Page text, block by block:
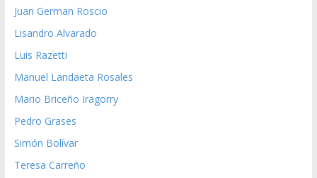
Juan German Roscio
Lisandro Alvarado
Luis Razetti
Manuel Landaeta Rosales
Mario Briceño Iragorry
Pedro Grases
Simón Bolívar
Teresa Carreño